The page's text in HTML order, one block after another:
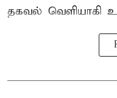
தகவல் வெளியாகி